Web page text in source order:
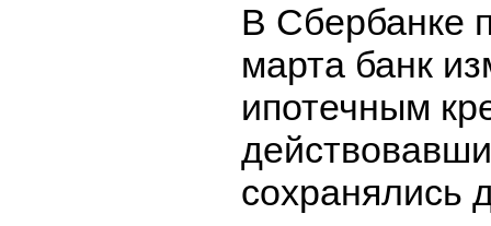
В Сбербанке
марта банк
ипотечным
сохранялись